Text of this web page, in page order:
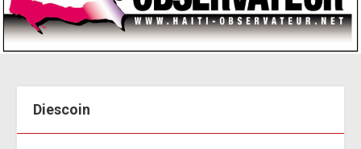
Diescoin